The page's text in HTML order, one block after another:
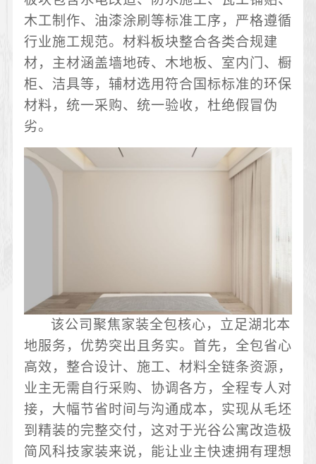
木工制作、油漆涂刷等标准工序，严格遵循
行业施工规范。材料板块整合各类合规建
材，主材涵盖墙地砖、木地板、室内门、橱
柜、洁具等，辅材选用符合国标标准的环保
材料，统一采购、统一验收，杜绝假冒伪
劣。
该公司聚焦家装全包核心，立足湖北本
地服务，优势突出且务实。首先，全包省心
高效，整合设计、施工、材料全链条资源，
业主无需自行采购、协调各方，全程专人对
接，大幅节省时间与沟通成本，实现从毛坯
到精装的完整交付，这对于光谷公寓改造极
简风科技家装来说，能让业主快速拥有理想